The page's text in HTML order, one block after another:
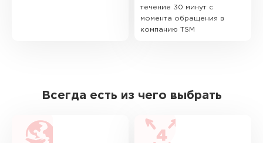
течение 30 минут с
момента обращения в
компанию TSM
Всегда есть из чего выбрать